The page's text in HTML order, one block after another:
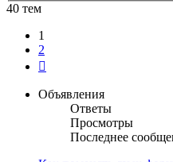
40 тем
1
2
Объявления
Ответы
Просмотры
Последнее